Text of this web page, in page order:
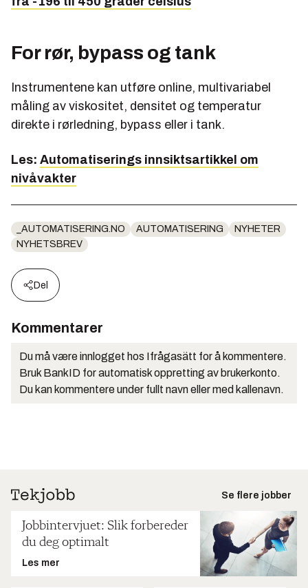
For rør, bypass og tank
Instrumentene kan utføre online, multivariabel
måling av viskositet, densitet og temperatur
direkte i rørledning, bypass eller i tank.
Les: Automatiserings innsiktsartikkel om
nivåvakter
_AUTOMATISERING.NO AUTOMATISERING
NYHETER
NYHETSBREV
Del
Kommentarer
Du må være innlogget hos Ifrågasätt for å kommentere.
Bruk BankID for automatisk oppretting av brukerkonto.
Du kan kommentere under fullt navn eller med kallenavn.
Se flere jobber
Jobbintervjuet: Slik forbereder
du deg optimalt
Les mer